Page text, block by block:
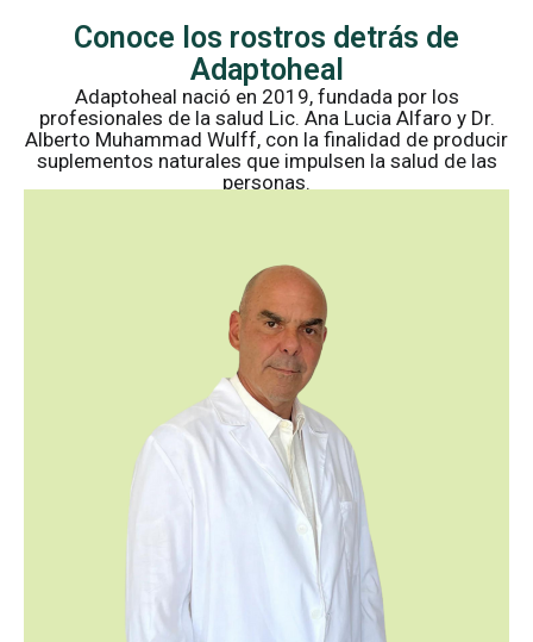
u
s
Conoce los rostros detrás de
Adaptoheal
Adaptoheal nació en 2019, fundada por los
profesionales de la salud Lic. Ana Lucia Alfaro y Dr.
Alberto Muhammad Wulff, con la finalidad de producir
suplementos naturales que impulsen la salud de las
personas.